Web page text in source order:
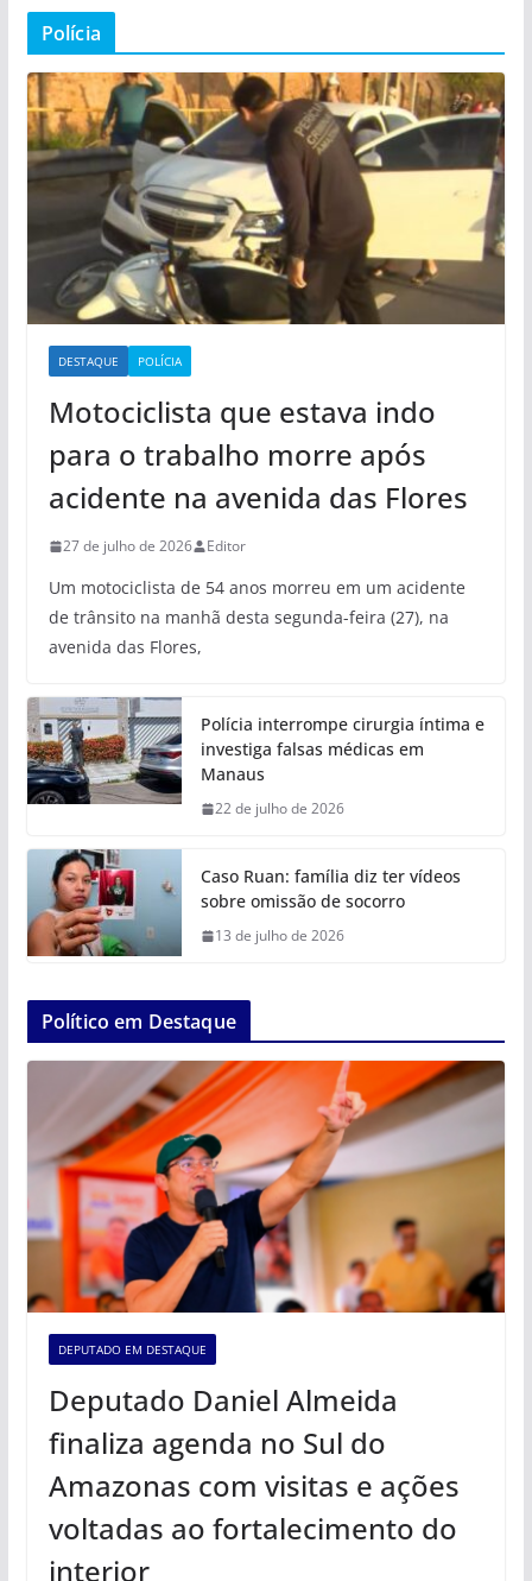
Polícia
DESTAQUE POLÍCIA
Motociclista que estava indo
para o trabalho morre após
acidente na avenida das Flores
27 de julho de 2026 Editor
Um motociclista de 54 anos morreu em um acidente
de trânsito na manhã desta segunda-feira (27), na
avenida das Flores,
Polícia interrompe cirurgia íntima e
investiga falsas médicas em
Manaus
22 de julho de 2026
Caso Ruan: família diz ter vídeos
sobre omissão de socorro
13 de julho de 2026
Político em Destaque
DEPUTADO EM DESTAQUE
Deputado Daniel Almeida
finaliza agenda no Sul do
Amazonas com visitas e ações
voltadas ao fortalecimento do
interior